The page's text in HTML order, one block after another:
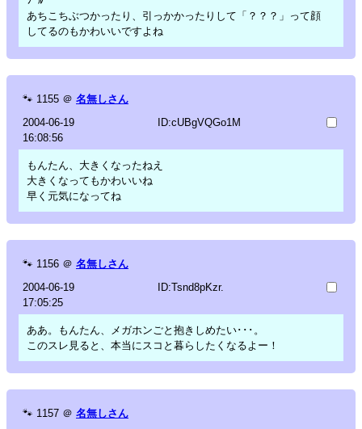
あちこちぶつかったり、引っかかったりして「？？？」って顔
してるのもかわいいですよね
🐾 1155 ＠ 名無しさん
2004-06-19
16:08:56
ID:cUBgVQGo1M
もんたん、大きくなったねえ
大きくなってもかわいいね
早く元気になってね
🐾 1156 ＠ 名無しさん
2004-06-19
17:05:25
ID:Tsnd8pKzr.
ああ。もんたん、メガホンごと抱きしめたい･･･。
このスレ見ると、本当にスコと暮らしたくなるよー！
🐾 1157 ＠ 名無しさん